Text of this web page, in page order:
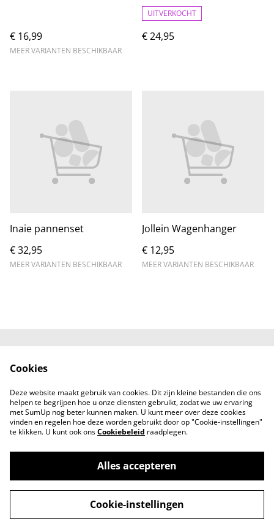
€ 16,99
MEER VARIANTEN BESCHIKBAAR
UITVERKOCHT
€ 24,95
Inaie pannenset
€ 32,95
MEER VARIANTEN BESCHIKBAAR
Jollein Wagenhanger
€ 12,95
MEER VARIANTEN BESCHIKBAAR
Neem contact met
Privacybeleid
Cookiebeleid
©2026
a gift from Lucy - Conceptstore voor mama
en kind
powered by
Cookies
Deze website maakt gebruik van cookies. Dit zijn kleine bestanden die ons
helpen te begrijpen hoe u onze diensten gebruikt, zodat we uw ervaring
met SumUp nog beter kunnen maken. U kunt meer over deze cookies
vinden en regelen hoe deze worden gebruikt door op "Cookie-instellingen"
te klikken. U kunt ook onsCookiebeleid raadplegen.
Alles accepteren
Cookie-instellingen